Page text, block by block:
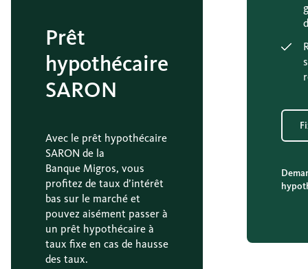
Prêt
hypothécaire
SARON
Avec le prêt hypothécaire
SARON de la
Banque Migros, vous
profitez de taux d’intérêt
bas sur le marché et
pouvez aisément passer à
un prêt hypothécaire à
taux fixe en cas de hausse
des taux.